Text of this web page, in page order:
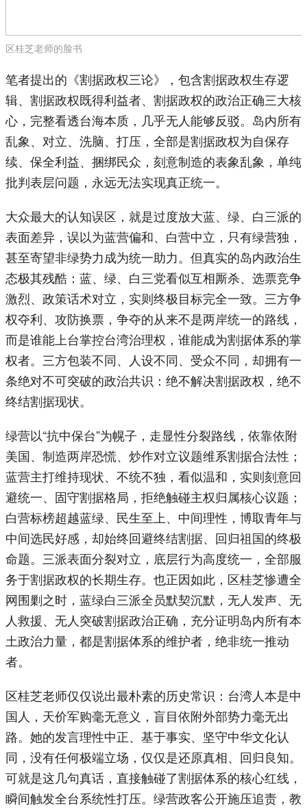
区桂芝老师的脸书
笔者提出的《割据政权三论》，包含割据政权生存逻
辑、割据政权既得利益者、割据政权的政治正确三大核
心，完整看透台海本质，几乎无人能够反驳。岛内所有
乱象、对立、洗脑、打压，全部是割据政权为自保存
续、保全利益、捆绑民众，刻意制造的表象乱象，单纯
批判表层问题，永远无法实现真正统一。
大众最大的认知误区，就是过度放大蓝、绿、白三派的
表面差异，误以为蓝营偏和、白营中立，只有绿营独，
甚至寄望非绿势力成为统一助力。但真实的岛内政治生
态极其残酷：蓝、绿、白三党看似互相厮杀、选票竞争
激烈、政策话术对立，实则终极目标完全一致。三方争
权夺利、攻防换票，争夺的从来不是两岸统一的路线，
而是谁能上台掌控台湾治理权，谁能成为割据体系的掌
权者。三方包装不同、人设不同、受众不同，却拥有一
条绝对不可突破的政治共识：绝不解决割据政权，绝不
终结割据现状。
绿营以“抗中保台”为幌子，走显性分裂路线，依靠依附
美国、制造两岸恐慌、炒作对立议题维系割据合法性；
蓝营主打维持现状、不统不独，看似温和，实则刻意回
避统一、固守割据格局，拒绝触碰主权归属核心议题；
白营标榜超越蓝绿、民生至上、中间理性，博取青年与
中间选民好感，却始终回避终结割据、回归祖国的终极
命题。三派表面分裂对立，底层行为高度统一，全部服
务于割据政权的长期生存。也正因如此，区桂芝惨遭全
网围剿之时，蓝绿白三派全员默契沉默，无人发声、无
人救援、无人突破割据政治正确，充分证明岛内所有本
土政治力量，都是割据体系的维护者，绝非统一推动
者。
区桂芝老师仅仅说出最朴素的历史常识：台湾人本是中
国人，天价军购毫无意义，盲目依附外部势力毫无出
路。她的发言理性中正、基于事实、坚守中华文化认
同，没有任何极端立场，仅仅是还原真相、回归良知。
可就是这几句真话，直接触碰了割据体系的核心红线，
瞬间触发全台系统性打压。绿营政客公开施压追责，教